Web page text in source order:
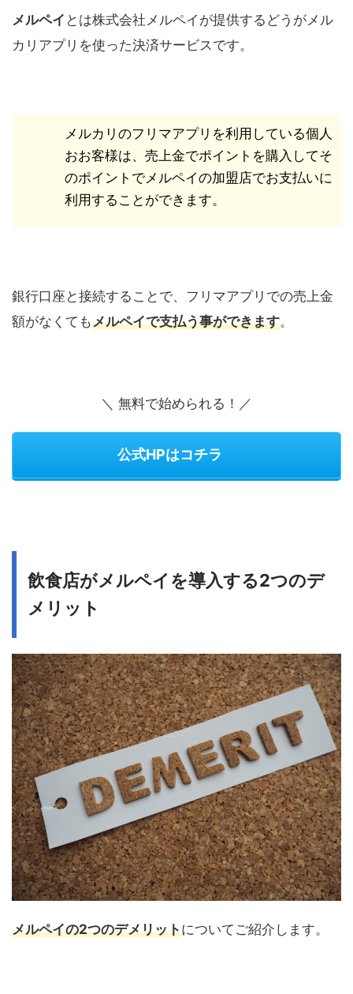
メルペイ とは株式会社メルペイが提供するどうがメル
カリアプリを使った決済サービスです。
メルカリのフリマアプリを利用している個人
おお客様は、売上金でポイントを購入してそ
のポイントでメルペイの加盟店でお支払いに
利用することができます。
銀行口座と接続することで、フリマアプリでの売上金
額がなくてもメルペイで支払う事ができます。
＼ 無料で始められる！／
公式HPはコチラ
飲食店がメルペイを導入する2つのデ
メリット
メルペイの2つのデメリットについてご紹介します。